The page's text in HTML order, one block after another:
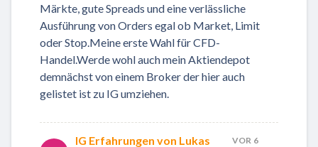
Märkte, gute Spreads und eine verlässliche
Ausführung von Orders egal ob Market, Limit
oder Stop.Meine erste Wahl für CFD-
Handel.Werde wohl auch mein Aktiendepot
demnächst von einem Broker der hier auch
gelistet ist zu IG umziehen.
IG Erfahrungen von Lukas VOR 6